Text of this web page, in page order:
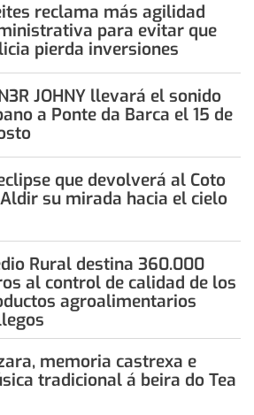
reclama más agilidad
para evitar que
pierda inversiones
JOHNY llevará el sonido
a Ponte da Barca el 15 de
que devolverá al Coto
su mirada hacia el cielo
Rural destina 360.000
al control de calidad de los
agroalimentarios
memoria castrexa e
tradicional á beira do Tea